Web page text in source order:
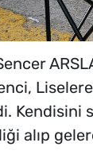
Kendisini
alıp